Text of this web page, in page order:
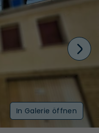
In Galerie öffnen